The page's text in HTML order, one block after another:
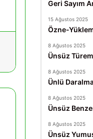
Geri Sayım
15 Ağustos 2025
Özne-
8 Ağustos 2025
Ünsüz
8 Ağustos 2025
Ünlü
8 Ağustos 2025
Ünsüz
8 Ağustos 2025
Ünsüz